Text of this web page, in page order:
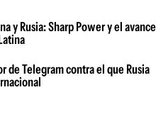
y Rusia: Sharp Power y el avance
de Telegram contra el que Rusia